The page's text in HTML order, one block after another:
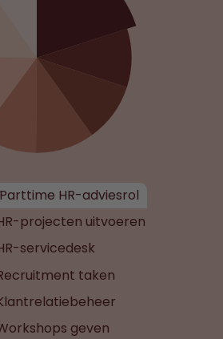
HR-adviesrol
projecten uitvoeren
servicedesk
taken
geven